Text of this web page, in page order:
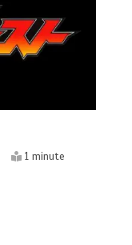
1 minute